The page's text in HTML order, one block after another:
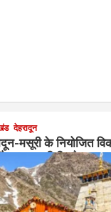
देहरादून
मसूरी के नियोजित
एमडीडीए ने 25
5, 2026 Jag